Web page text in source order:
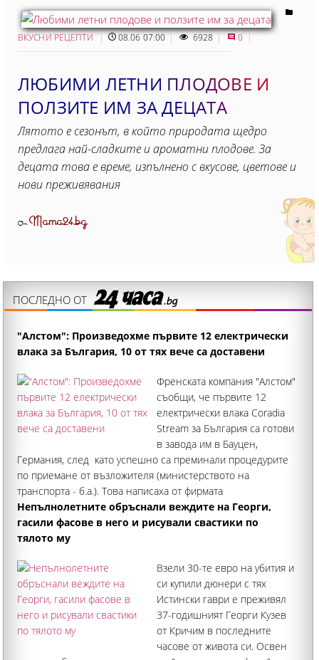
ВКУСНИ РЕЦЕПТИ 08.06 07:00 6928 0
ЛЮБИМИ ЛЕТНИ ПЛОДОВЕ И
ПОЛЗИТЕ ИМ ЗА ДЕЦАТА
Лятото е сезонът, в който природата щедро
предлага най-сладките и ароматни плодове. За
децата това е време, изпълнено с вкусове, цветове и
нови преживявания
ОтMama24.bg
ПОСЛЕДНО ОТ
"Алстом": Произведохме първите 12 електрически
влака за България, 10 от тях вече са доставени
Френската компания "Алстом"
съобщи, че първите 12
електрически влака Coradia
Stream за България са готови
в завода им в Бауцен,
Германия, след като успешно са преминали процедурите
по приемане от възложителя (министерството на
транспорта - б.а.). Това написаха от фирмата
в linkedin. Поясняват, че това е важна стъпка в
изпълнението на проекта за
Непълнолетните обръснали веждите на Георги,
гасили фасове в него и рисували свастики по
тялото му
Взели 30-те евро на убития и
си купили дюнери с тях
Истински гаври е преживял
37-годишният Георги Кузев
от Кричим в последните
часове от живота си. Освен